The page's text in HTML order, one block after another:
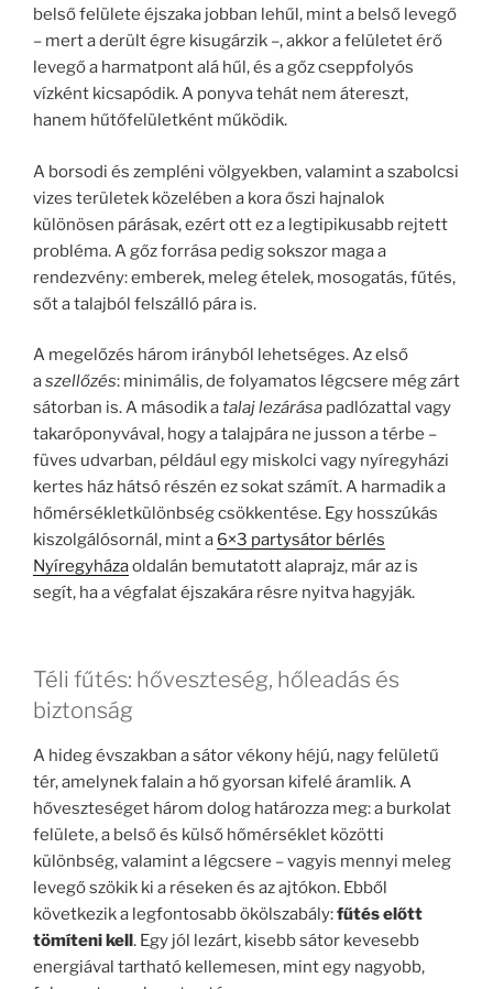
belső felülete éjszaka jobban lehűl, mint a belső levegő
– mert a derült égre kisugárzik –, akkor a felületet érő
levegő a harmatpont alá hűl, és a gőz cseppfolyós
vízként kicsapódik. A ponyva tehát nem átereszt,
hanem hűtőfelületként működik.
A borsodi és zempléni völgyekben, valamint a szabolcsi
vizes területek közelében a kora őszi hajnalok
különösen párásak, ezért ott ez a legtipikusabb rejtett
probléma. A gőz forrása pedig sokszor maga a
rendezvény: emberek, meleg ételek, mosogatás, fűtés,
sőt a talajból felszálló pára is.
A megelőzés három irányból lehetséges. Az első
aszellőzés: minimális, de folyamatos légcsere még zárt
sátorban is. A második atalaj lezárása padlózattal vagy
takaróponyvával, hogy a talajpára ne jusson a térbe –
füves udvarban, például egy miskolci vagy nyíregyházi
kertes ház hátsó részén ez sokat számít. A harmadik a
hőmérsékletkülönbség csökkentése. Egy hosszúkás
kiszolgálósornál, mint a 6×3 partysátor bérlés
Nyíregyházaoldalán bemutatott alaprajz, már az is
segít, ha a végfalat éjszakára résre nyitva hagyják.
Téli fűtés: hőveszteség, hőleadás és
biztonság
A hideg évszakban a sátor vékony héjú, nagy felületű
tér, amelynek falain a hő gyorsan kifelé áramlik. A
hőveszteséget három dolog határozza meg: a burkolat
felülete, a belső és külső hőmérséklet közötti
különbség, valamint a légcsere – vagyis mennyi meleg
levegő szökik ki a réseken és az ajtókon. Ebből
következik a legfontosabb ökölszabály:fűtés előtt
tömíteni kell. Egy jól lezárt, kisebb sátor kevesebb
energiával tartható kellemesen, mint egy nagyobb,